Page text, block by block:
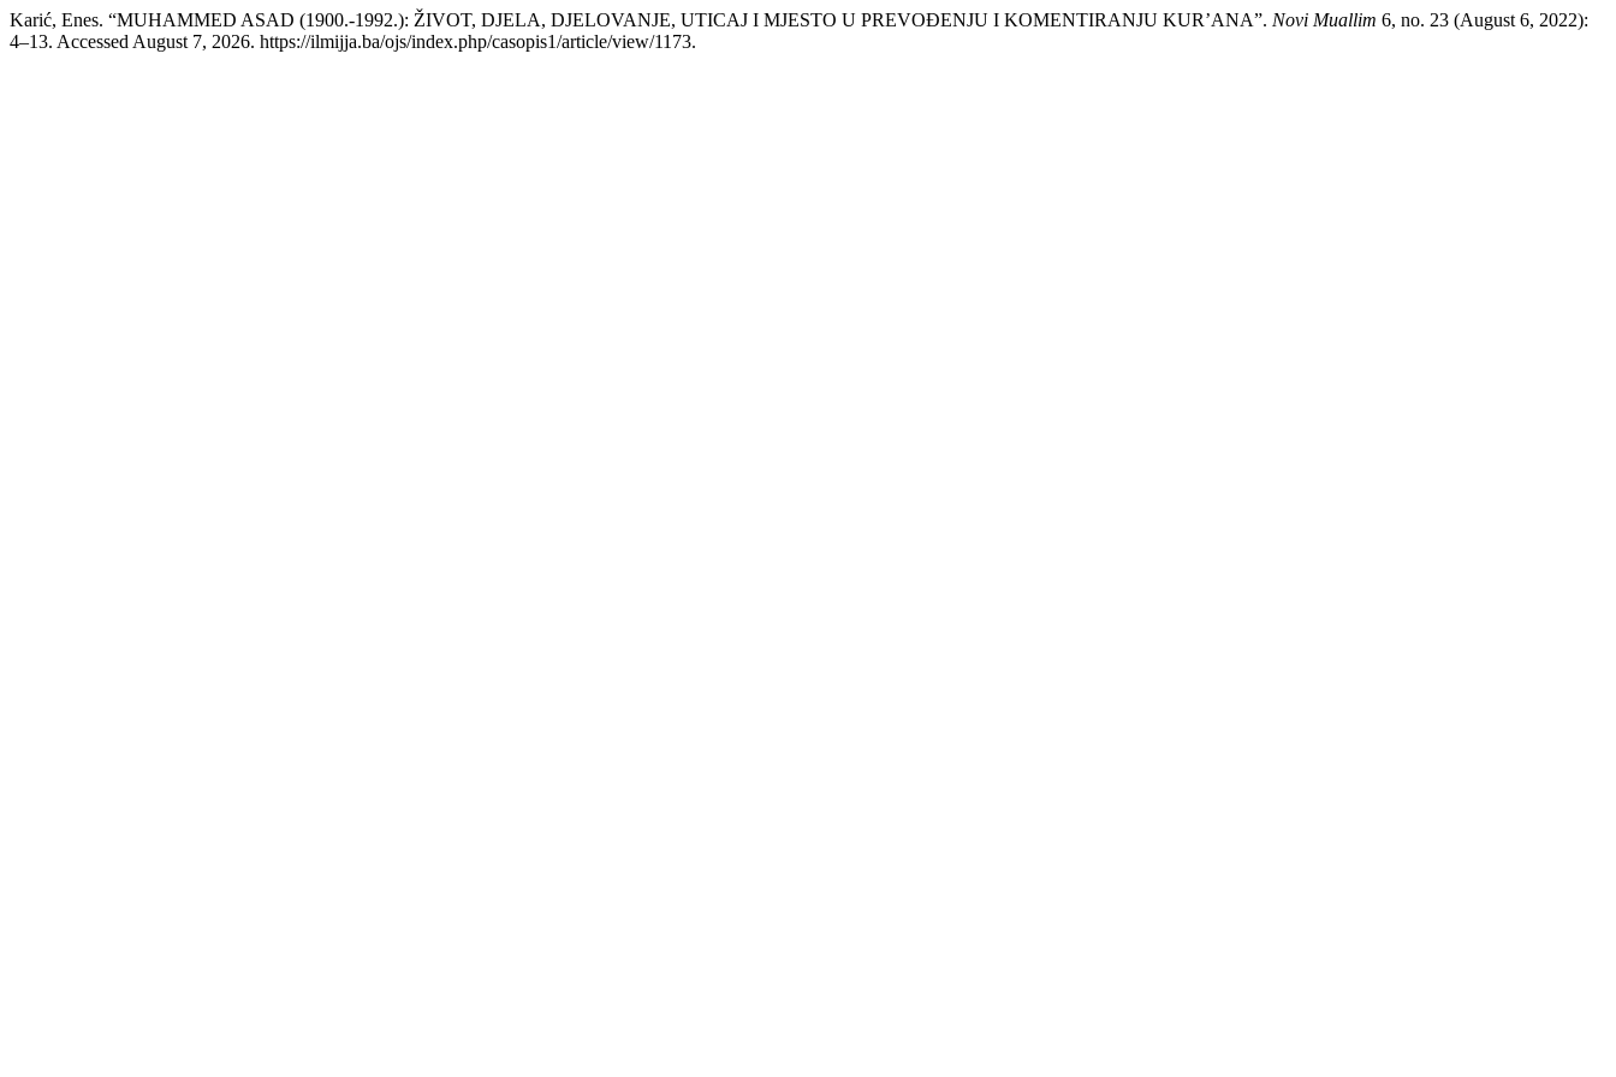
Karić, Enes. “MUHAMMED ASAD (1900.-1992.): ŽIVOT, DJELA, DJELOVANJE, UTICAJ I MJESTO U PREVOĐENJU I KOMENTIRANJU KUR’ANA”. Novi Muallim 6, no. 23 (August 6, 2022):
4–13. Accessed August 7, 2026. https://ilmijja.ba/ojs/index.php/casopis1/article/view/1173.